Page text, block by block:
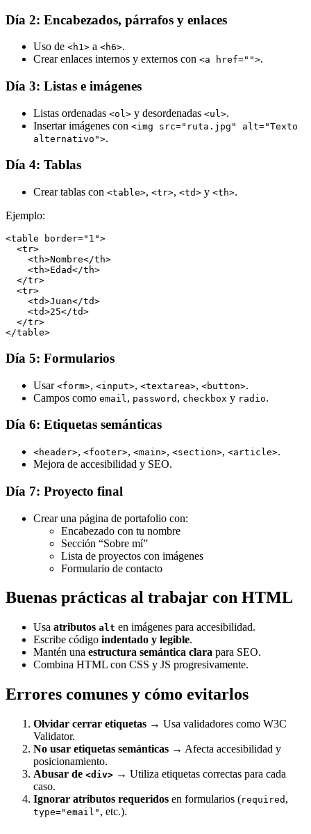
Día 2: Encabezados, párrafos y enlaces
Uso de <h1> a <h6>.
Crear enlaces internos y externos con <a href="">.
Día 3: Listas e imágenes
Listas ordenadas <ol> y desordenadas <ul>.
Insertar imágenes con <img src="ruta.jpg" alt="Texto
alternativo">.
Día 4: Tablas
Crear tablas con <table>, <tr>, <td> y <th>.
Ejemplo:
<table border="1">
  <tr>
    <th>Nombre</th>
    <th>Edad</th>
  </tr>
  <tr>
    <td>Juan</td>
    <td>25</td>
  </tr>
</table>
Día 5: Formularios
Usar <form>, <input>, <textarea>, <button>.
Campos como email , password , checkbox y radio.
Día 6: Etiquetas semánticas
<header>, <footer>, <main>, <section>, <article>.
Mejora de accesibilidad y SEO.
Día 7: Proyecto final
Crear una página de portafolio con:
Encabezado con tu nombre
Sección “Sobre mí”
Lista de proyectos con imágenes
Formulario de contacto
Buenas prácticas al trabajar con HTML
Usa atributos alt en imágenes para accesibilidad.
Escribe código indentado y legible.
Mantén una estructura semántica clara para SEO.
Combina HTML con CSS y JS progresivamente.
Errores comunes y cómo evitarlos
Olvidar cerrar etiquetas → Usa validadores como W3C
Validator.
No usar etiquetas semánticas → Afecta accesibilidad y
posicionamiento.
Abusar de <div> → Utiliza etiquetas correctas para cada
caso.
Ignorar atributos requeridos en formularios (required ,
type="email" , etc.).